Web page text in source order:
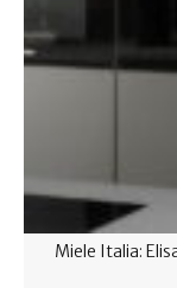
Miele Italia: